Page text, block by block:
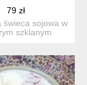
79 zł
świeca sojowa w
szklanym